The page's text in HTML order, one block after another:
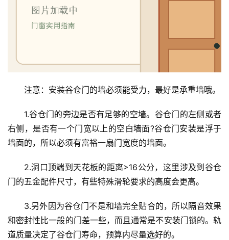
系
注意：安装谷仓门的墙必须能受力，最好是承重墙哦。
1.谷仓门的旁边是否有足够的空墙。谷仓门的左侧或者
右侧，是否有一个门宽以上的空白墙面?谷仓门安装是浮于
墙面的，所以必须有富裕一扇门宽度的墙面。
2.洞口顶端到天花板的距离>16公分，这里涉及到谷仓
门的五金配件尺寸，有些特殊滑轮要求的高度会更高。
3.另外因为谷仓门不是和墙完全贴合的，所以隔音效果
和密封性比一般的门差一些，而且通常是不安装门锁的。轨
道质量决定了谷仓门寿命，预算内尽量选好的。